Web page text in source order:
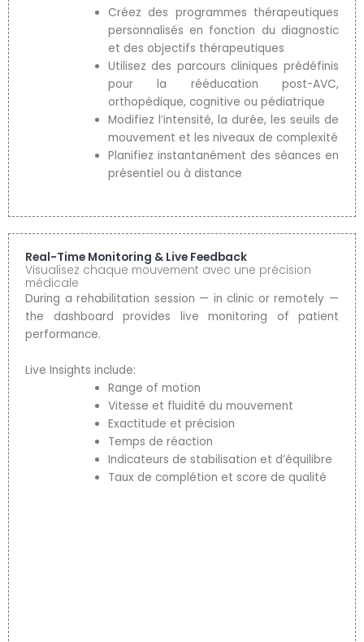
Créez des programmes thérapeutiques
personnalisés en fonction du diagnostic
et des objectifs thérapeutiques
Utilisez des parcours cliniques prédéfinis
pour la rééducation post-AVC,
orthopédique, cognitive ou pédiatrique
Modifiez l’intensité, la durée, les seuils de
mouvement et les niveaux de complexité
Planifiez instantanément des séances en
présentiel ou à distance
Real-Time Monitoring & Live Feedback
Visualisez chaque mouvement avec une précision
médicale
During a rehabilitation session — in clinic or remotely —
the dashboard provides live monitoring of patient
performance.
Live Insights include:
Range of motion
Vitesse et fluidité du mouvement
Exactitude et précision
Temps de réaction
Indicateurs de stabilisation et d’équilibre
Taux de complétion et score de qualité